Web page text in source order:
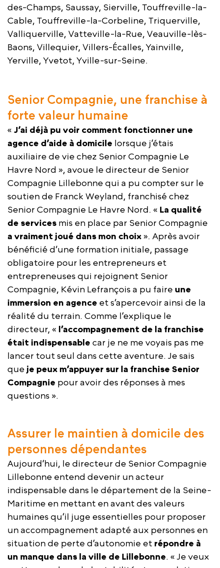
des-Champs, Saussay, Sierville, Touffreville-la-
Cable, Touffreville-la-Corbeline, Triquerville,
Valliquerville, Vatteville-la-Rue, Veauville-lès-
Baons, Villequier, Villers-Écalles, Yainville,
Yerville, Yvetot, Yville-sur-Seine.
Senior Compagnie, une franchise à
forte valeur humaine
« J’ai déjà pu voir comment fonctionner une
agence d’aide à domicile lorsque j’étais
auxiliaire de vie chez Senior Compagnie Le
Havre Nord », avoue le directeur de Senior
Compagnie Lillebonne qui a pu compter sur le
soutien de Franck Weyland, franchisé chez
Senior Compagnie Le Havre Nord. « La qualité
de services mis en place par Senior Compagnie
a vraiment joué dans mon choix ». Après avoir
bénéficié d’une formation initiale, passage
obligatoire pour les entrepreneurs et
entrepreneuses qui rejoignent Senior
Compagnie, Kévin Lefrançois a pu faire une
immersion en agence et s’apercevoir ainsi de la
réalité du terrain. Comme l’explique le
directeur, « l’accompagnement de la franchise
était indispensable car je ne me voyais pas me
lancer tout seul dans cette aventure. Je sais
que je peux m’appuyer sur la franchise Senior
Compagnie pour avoir des réponses à mes
questions ».
Assurer le maintien à domicile des
personnes dépendantes
Aujourd’hui, le directeur de Senior Compagnie
Lillebonne entend devenir un acteur
indispensable dans le département de la Seine-
Maritime en mettant en avant des valeurs
humaines qu’il juge essentielles pour proposer
un accompagnement adapté aux personnes en
situation de perte d’autonomie et répondre à
un manque dans la ville de Lillebonne. « Je veux